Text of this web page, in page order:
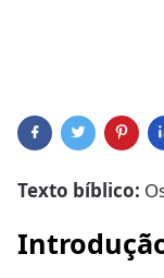
Texto bíblico: